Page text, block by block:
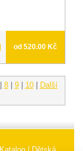
od 520.00 Kč
8| 9| 10|
Další